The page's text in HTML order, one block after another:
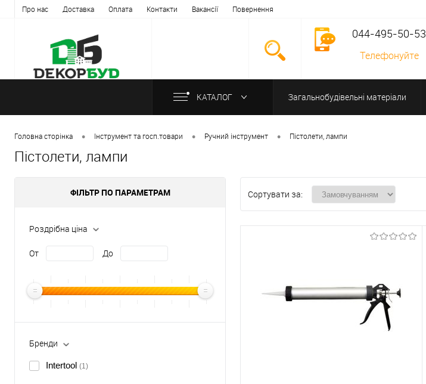
Про нас Доставка Оплата Контакти Вакансії Повернення
044-495-50-53
Телефонуйте
КАТАЛОГ Загальнобудівельні матеріали
Допоміжне обладнання
Головна сторінка • Інструмент та госп.товари • Ручний інструмент • Пістолети, лампи
Пістолети, лампи
ФІЛЬТР ПО ПАРАМЕТРАМ
Роздрібна ціна
От До
Бренди
Intertool (1)
Сортувати за: